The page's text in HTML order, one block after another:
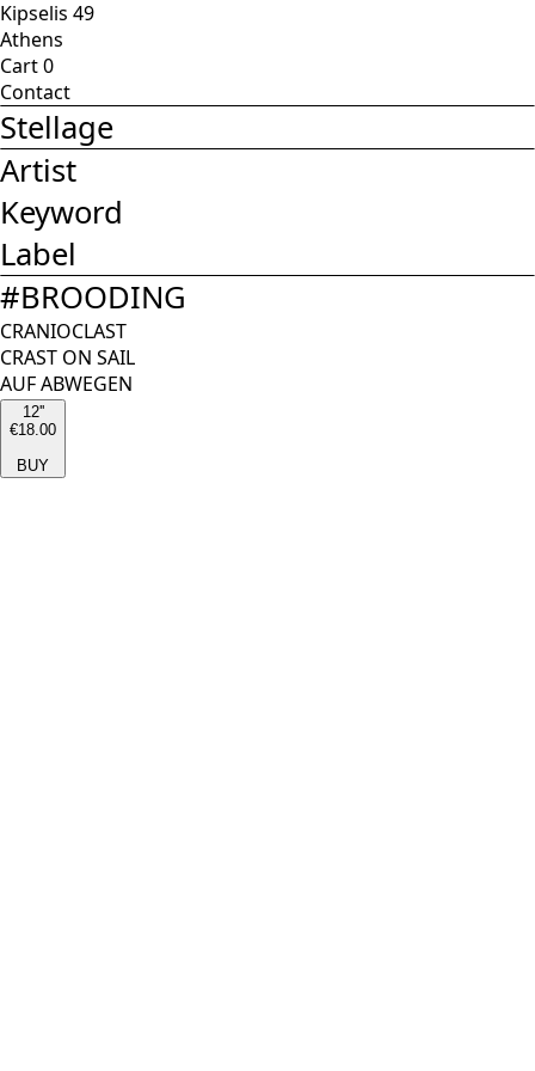
Kipselis 49
Athens
Cart0
Contact
Stellage
Artist
Keyword
Label
#BROODING
CRANIOCLAST
CRAST ON SAIL
AUF ABWEGEN
12''
€18.00
BUY